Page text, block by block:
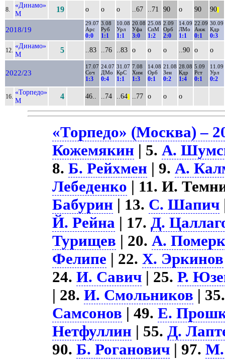
8.
«Динамо»
М
19 о о о ..67 ..71 90 о 90 90
2018/19
29.07
Арс
0:0
3.08
Руб
1:1
10.08
Урл
1:1
20.08
Уфа
3:0
25.08
СпМ
1:2
2.09
Орб
2:0
14.09
ЛМо
1:1
22.09
Анж
0:1
30.09
Кдр
0:3
12.
«Динамо»
М
5 ..83 ..76 ..83 о о о ..90 о о
2022/23
17.07
Соч
1:3
24.07
ДМо
0:4
31.07
КрС
1:1
7.08
Хим
1:3
14.08
Орб
0:1
21.08
Зен
0:2
28.08
Кдр
1:4
5.09
Рст
0:1
11.09
Урл
0:2
16.
«Торпедо»
М
4 46.. ..74 ..64 ..77 о о о
«Торпедо» (Москва) –
Кожемякин | 5.А.
8.Б. Рейхмен | 9.А.
Лебеденко | 11. И.
Бабурин | 13. С. Шапич
Й. Рейна | 17.Д.
Турищев | 20.А.
Фелипе | 22.Х. Эркинов
24.И. Савич | 25.Р.
| 28.И. Смольников |
Самсонов | 49.Е.
Нетфуллин | 55.Д.
90.Б. Роганович | 97.М.